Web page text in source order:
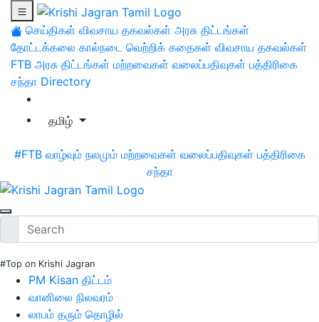
செய்திகள் விவசாய தகவல்கள் அரசு திட்டங்கள்
தோட்டக்கலை கால்நடை வெற்றிக் கதைகள் விவசாய தகவல்கள்
FTB அரசு திட்டங்கள் மற்றவைகள் வலைப்பதிவுகள் பத்திரிகை
சந்தா Directory
தமிழ்
#FTB வாழ்வும் நலமும் மற்றவைகள் வலைப்பதிவுகள் பத்திரிகை
சந்தா
#Top on Krishi Jagran
PM Kisan திட்டம்
வானிலை நிலவரம்
லாபம் தரும் தொழில்